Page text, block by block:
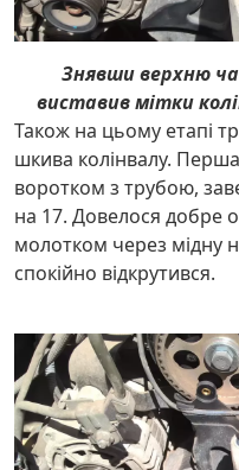
Знявши верхню
виставив мітки
Також на цьому етапі
шкива колінвалу.
воротком з трубою,
на 17. Довелося добре
молотком через мідну
спокійно відкрутився.